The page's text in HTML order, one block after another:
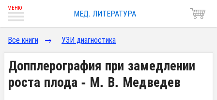
МЕД. ЛИТЕРАТУРА
Все книги → УЗИ диагностика
Допплерография при замедлении
роста плода - М. В. Медведев